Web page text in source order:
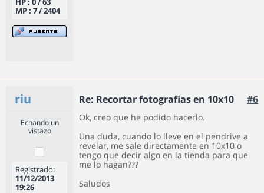
MP : 7 / 2404
riu Re: Recortar fotografias en 10x10 #6
Echando un
vistazo
Registrado:
11/12/2013
19:26
Ok, creo que he podido hacerlo.
Una duda, cuando lo lleve en el pendrive a
revelar, me sale directamente en 10x10 o
tengo que decir algo en la tienda para que
me lo hagan???
Saludos